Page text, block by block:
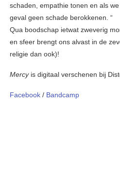
schaden, empathie tonen en als
geval geen schade berokkenen. “
Qua boodschap ietwat zweverig
en sfeer brengt ons alvast in de
religie dan ook)!
Mercyis digitaal verschenen bij
Facebook / Bandcamp